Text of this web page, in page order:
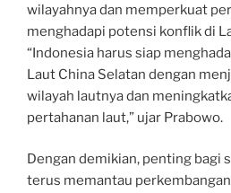
wilayahnya dan memperkuat
menghadapi potensi konflik di
“Indonesia harus siap
Laut China Selatan dengan
wilayah lautnya dan
pertahanan laut,” ujar Prabowo.
Dengan demikian, penting bagi
terus memantau